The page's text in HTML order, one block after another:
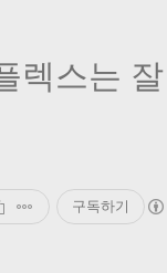
렉스는
구독하기